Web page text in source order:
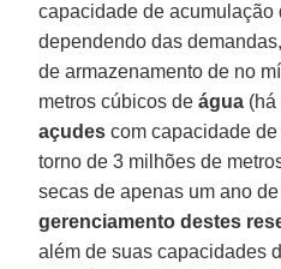
capacidade de acumulação
dependendo das
de armazenamento de no
metros cúbicos deágua (há
açudes com capacidade
torno de 3 milhões de
secas de apenas um ano
gerenciamento destes
além de suas capacidades